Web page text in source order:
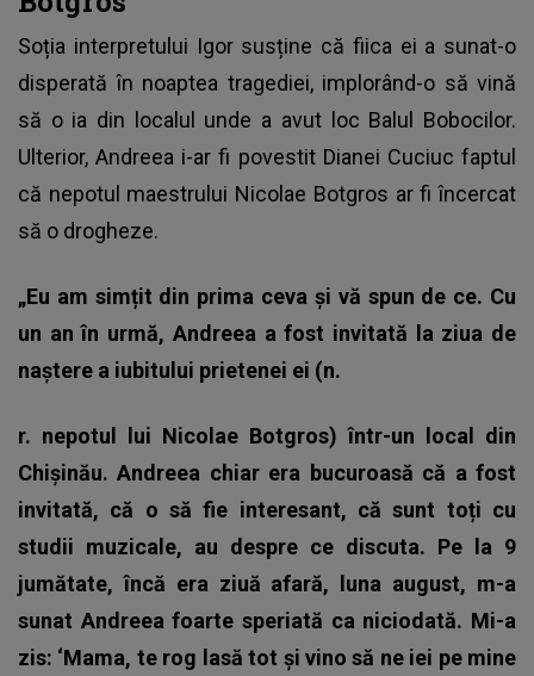
Soția interpretului Igorsusține că fiica ei a sunat-o
disperată în noaptea tragediei, implorând-o să vină
să o ia din localul unde a avut loc Balul Bobocilor.
Ulterior, Andreea i-ar fi povestit Dianei Cuciuc faptul
că nepotul maestrului Nicolae Botgros ar fi încercat
să o drogheze.
„Eu am simțit din prima ceva și vă spun de ce. Cu
un an în urmă, Andreea a fost invitată la ziua de
naștere a iubitului prietenei ei (n.
r. nepotul lui Nicolae Botgros) într-un local din
Chișinău. Andreea chiar era bucuroasă că a fost
invitată, că o să fie interesant, că sunt toți cu
studii muzicale, au despre ce discuta. Pe la 9
jumătate, încă era ziuă afară, luna august, m-a
sunat Andreea foarte speriată ca niciodată. Mi-a
zis: ‘Mama, te rog lasă tot și vino să ne iei pe mine